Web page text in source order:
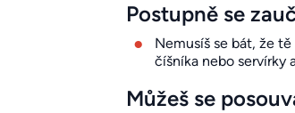
Postupně se
Nemusíš se bát, že
číšníka nebo servírky
Můžeš se